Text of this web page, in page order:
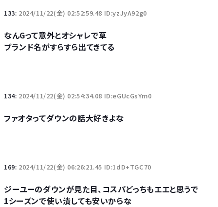
133: 2024/11/22(金) 02:52:59.48 ID:yzJyA92g0
なんGって意外とオシャレで草
ブランド名がすらすら出てきてる
134: 2024/11/22(金) 02:54:34.08 ID:eGUcGsYm0
ファオタってダウンの話大好きよな
169: 2024/11/22(金) 06:26:21.45 ID:1dD+TGC70
ジーユーのダウンが見た目、コスパどっちもエエと思うで
1シーズンで使い潰しても安いからな